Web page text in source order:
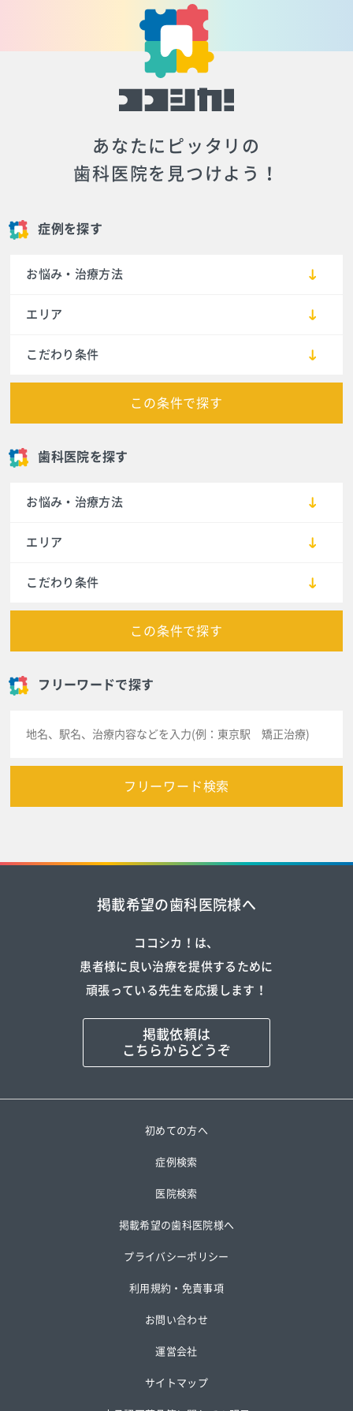
あなたにピッタリの
歯科医院を見つけよう！
症例を探す
お悩み・治療方法
エリア
こだわり条件
この条件で探す
歯科医院を探す
お悩み・治療方法
エリア
こだわり条件
この条件で探す
フリーワードで探す
フリーワード検索
掲載希望の歯科医院様へ
ココシカ！は、
患者様に良い治療を提供するために
頑張っている先生を応援します！
掲載依頼は
こちらからどうぞ
初めての方へ
症例検索
医院検索
掲載希望の歯科医院様へ
プライバシーポリシー
利用規約・免責事項
お問い合わせ
運営会社
サイトマップ